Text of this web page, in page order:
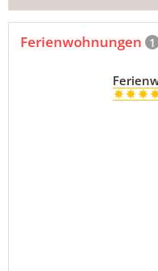
Ferienwohnungen 1